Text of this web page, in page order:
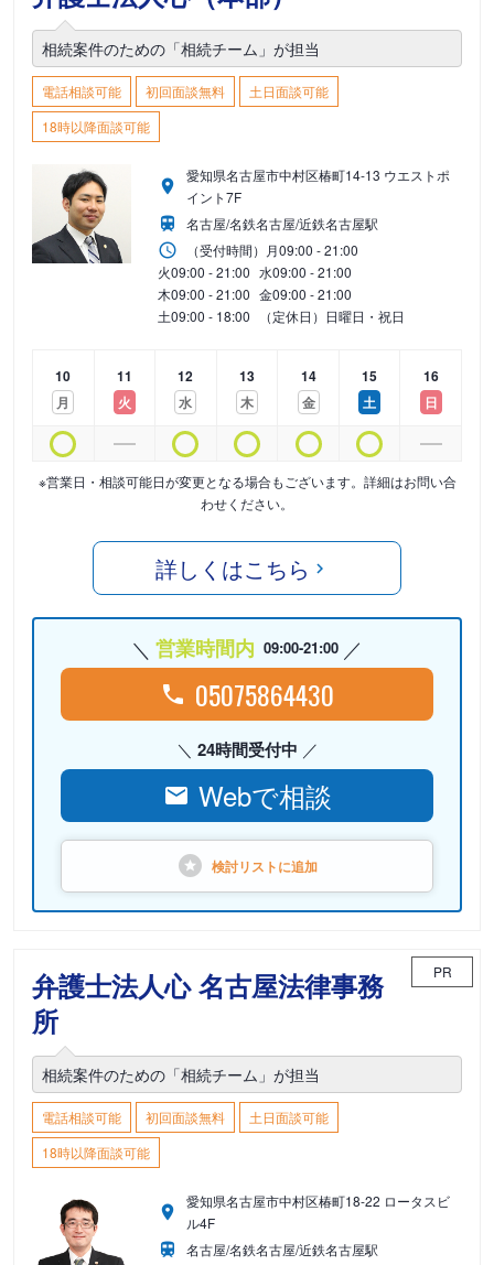
相続案件のための「相続チーム」が担当
電話相談可能 初回面談無料
土日面談可能
18時以降面談可能
愛知県名古屋市中村区椿町14-13 ウエストポ
イント7F
名古屋/名鉄名古屋/近鉄名古屋駅
（受付時間） 月09:00 - 21:00
火09:00 - 21:00 水09:00 - 21:00
木09:00 - 21:00 金09:00 - 21:00
土09:00 - 18:00 （定休日）日曜日・祝日
10
月
11
火
12
水
13
木
14
金
15
土
16
日
※営業日・相談可能日が変更となる場合もございます。詳細はお問い合
わせください。
詳しくはこちら
営業時間内 09:00-21:00
05075864430
24時間受付中
Webで相談
検討リストに追加
弁護士法人心 名古屋法律事務
所
PR
相続案件のための「相続チーム」が担当
電話相談可能 初回面談無料
土日面談可能
18時以降面談可能
愛知県名古屋市中村区椿町18-22 ロータスビ
ル4F
名古屋/名鉄名古屋/近鉄名古屋駅